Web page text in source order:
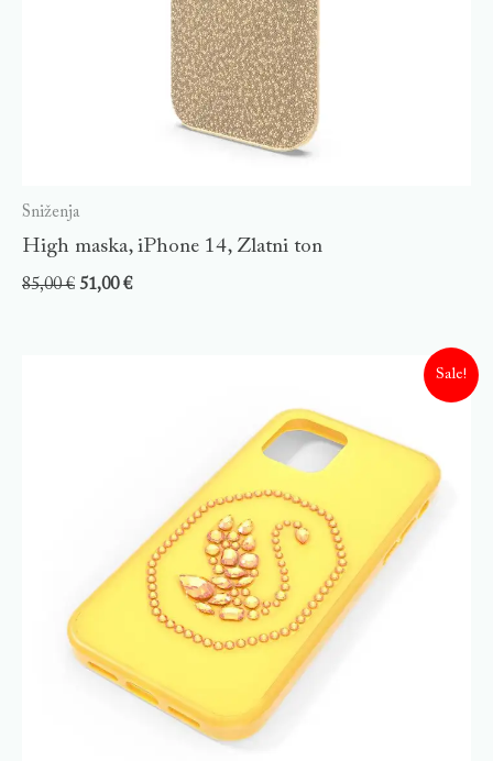
Sniženja
High maska, iPhone 14, Zlatni ton
85,00€ 51,00€
Sale!